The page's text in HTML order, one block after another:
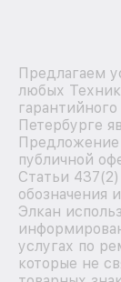
Предлагаем
любых
Петербурге
Предложение
публичной
Статьи
обозначения
Элкан
услугах по
которые не